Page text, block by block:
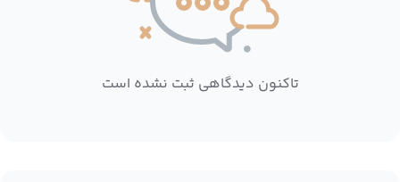
تاکنون دیدگاهی ثبت نشده است